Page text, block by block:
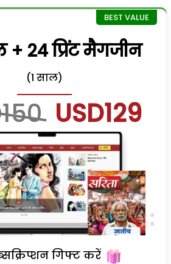
+ 24 प्रिंट मैगजीन
(1 साल)
USD129
गिफ्ट करें